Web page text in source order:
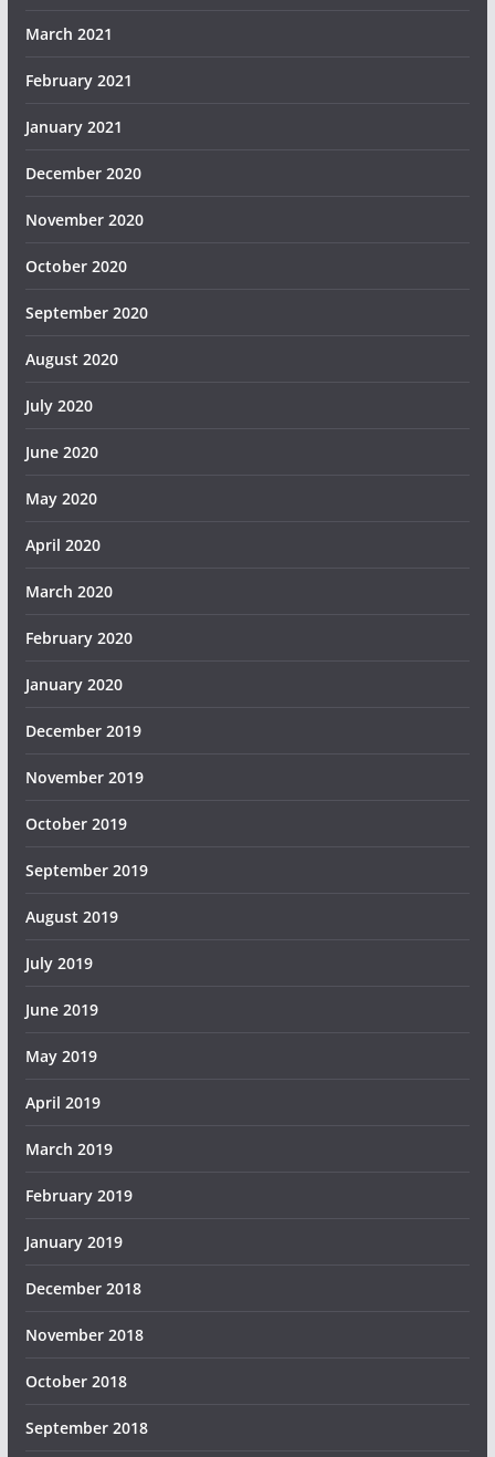
March 2021
February 2021
January 2021
December 2020
November 2020
October 2020
September 2020
August 2020
July 2020
June 2020
May 2020
April 2020
March 2020
February 2020
January 2020
December 2019
November 2019
October 2019
September 2019
August 2019
July 2019
June 2019
May 2019
April 2019
March 2019
February 2019
January 2019
December 2018
November 2018
October 2018
September 2018